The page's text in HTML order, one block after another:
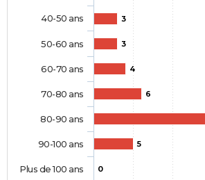
3
3
4
6
5
0
40-50 ans
50-60 ans
60-70 ans
70-80 ans
80-90 ans
90-100 ans
Plus de 100 ans